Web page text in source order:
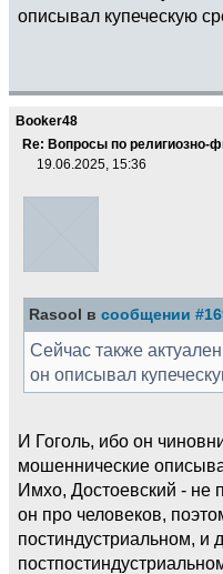
описывал купеческую
Booker48
Re: Вопросы по религиозно-
19.06.2025, 15:36
Rasool в сообщении
Сейчас также
он описывал
И Гоголь, ибо он
мошеннические
Имхо, Достоевский - не
он про человеков,
постиндустриальном, и